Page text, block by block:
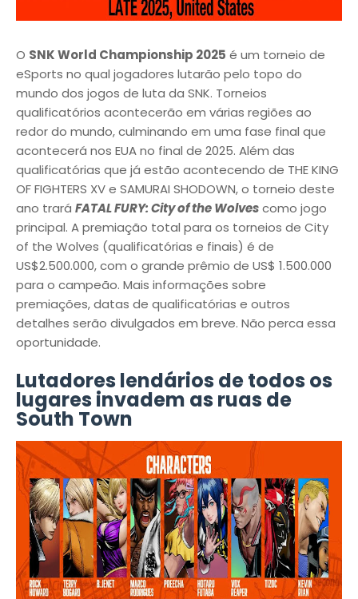
O SNK World Championship 2025 é um torneio de
eSports no qual jogadores lutarão pelo topo do
mundo dos jogos de luta da SNK. Torneios
qualificatórios acontecerão em várias regiões ao
redor do mundo, culminando em uma fase final que
acontecerá nos EUA no final de 2025. Além das
qualificatórias que já estão acontecendo de THE KING
OF FIGHTERS XV e SAMURAI SHODOWN, o torneio deste
ano trará FATAL FURY: City of the Wolvescomo jogo
principal. A premiação total para os torneios de City
of the Wolves (qualificatórias e finais) é de
US$2.500.000, com o grande prêmio de US$ 1.500.000
para o campeão. Mais informações sobre
premiações, datas de qualificatórias e outros
detalhes serão divulgados em breve. Não perca essa
oportunidade.
Lutadores lendários ​​de todos os
lugares invadem as ruas de
South Town